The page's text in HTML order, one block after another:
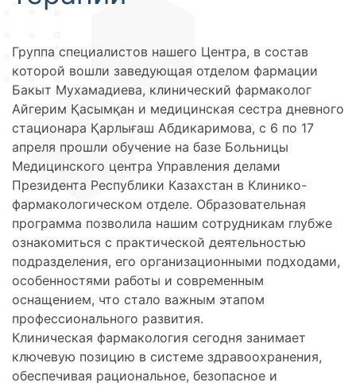
Группа специалистов нашего Центра, в состав
которой вошли заведующая отделом фармации
Бакыт Мухамадиева, клинический фармаколог
Айгерим Қасымқан и медицинская сестра дневного
стационара Қарлығаш Абдикаримова, с 6 по 17
апреля прошли обучение на базе Больницы
Медицинского центра Управления делами
Президента Республики Казахстан в Клинико-
фармакологическом отделе. Образовательная
программа позволила нашим сотрудникам глубже
ознакомиться с практической деятельностью
подразделения, его организационными подходами,
особенностями работы и современным
оснащением, что стало важным этапом
профессионального развития.
Клиническая фармакология сегодня занимает
ключевую позицию в системе здравоохранения,
обеспечивая рациональное, безопасное и